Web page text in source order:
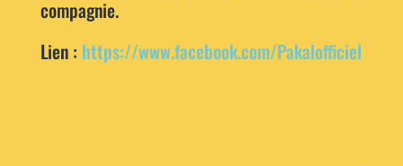
compagnie.
Lien : https://www.facebook.com/Pakalofficiel